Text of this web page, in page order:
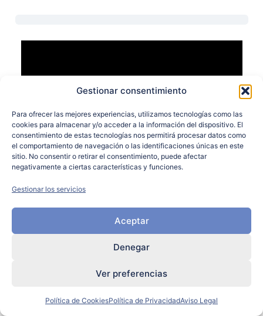
Gestionar consentimiento
Para ofrecer las mejores experiencias, utilizamos tecnologías como las
cookies para almacenar y/o acceder a la información del dispositivo. El
consentimiento de estas tecnologías nos permitirá procesar datos como
el comportamiento de navegación o las identificaciones únicas en este
sitio. No consentir o retirar el consentimiento, puede afectar
negativamente a ciertas características y funciones.
Gestionar los servicios
Aceptar
Denegar
Ver preferencias
Política de CookiesPolítica de PrivacidadAviso Legal